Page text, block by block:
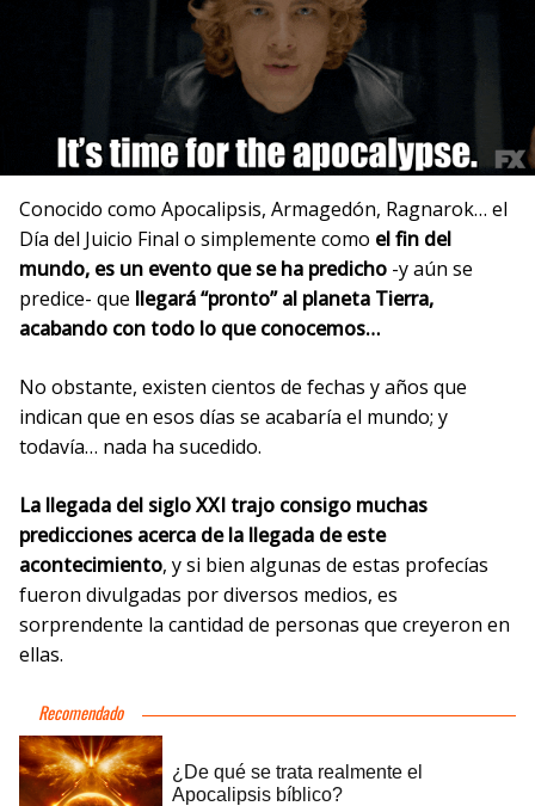
Conocido como Apocalipsis, Armagedón, Ragnarok… el
Día del Juicio Final o simplemente como el fin del
mundo, es un evento que se ha predicho -y aún se
predice- que llegará “pronto” al planeta Tierra,
acabando con todo lo que conocemos…
No obstante, existen cientos de fechas y años que
indican que en esos días se acabaría el mundo; y
todavía… nada ha sucedido.
La llegada del siglo XXI trajo consigo muchas
predicciones acerca de la llegada de este
acontecimiento, y si bien algunas de estas profecías
fueron divulgadas por diversos medios, es
sorprendente la cantidad de personas que creyeron en
ellas.